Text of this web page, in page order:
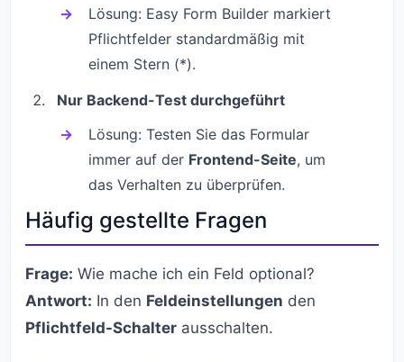
Lösung: Easy Form Builder markiert
Pflichtfelder standardmäßig mit
einem Stern (*).
Nur Backend-Test durchgeführt
Lösung: Testen Sie das Formular
immer auf der Frontend-Seite, um
das Verhalten zu überprüfen.
Häufig gestellte Fragen
Frage: Wie mache ich ein Feld optional?
Antwort: In den Feldeinstellungen den
Pflichtfeld-Schalter ausschalten.